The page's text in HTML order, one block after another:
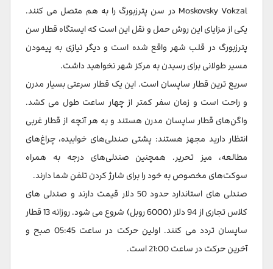
Moskovsky Vokzal در سن پترزبورگ را به هم متصل می کنند.
یکی از مزایای این روش حمل و نقل این است که ایستگاه قطار سن
پترزبورگ در قلب شهر واقع شده است و دیگر نیازی به پیمودن
مسیر طولانی برای رسیدن به مرکز شهر نخواهید داشت.
سریع ترین قطار ساپسان است. این یک قطار سرعتی بسیار مدرن
و راحت است و زمان سفر کمتر از چهار ساعت طول می کشد.
واگن‌های قطار ساپسان مدرن هستند و به هر آنچه از قطار غربی
انتظار دارید مجهز هستند: پشتی صندلی‌های خوابیده، چراغ‌های
مطالعه، میز تحریر. همچنین صندلی‌های درجه به همراه
سوکت‌های مخصوص به خود را برای شارژ کردن تلفن شما دارند.
صندلی های استاندارد حدود 50 دلار قیمت دارند و صندلی های
کلاس تجاری از 94 دلار (6000 روبل) شروع می شود. روزانه 13 قطار
ساپسان تردد می کنند. اولین حرکت در ساعت 05:45 صبح و
آخرین حرکت در ساعت 21:00 است.